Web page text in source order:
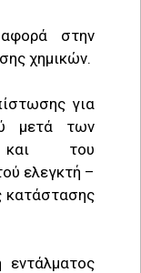
στην
χημικών.
για
μετά των
και του
ελεγκτή –
κατάστασης